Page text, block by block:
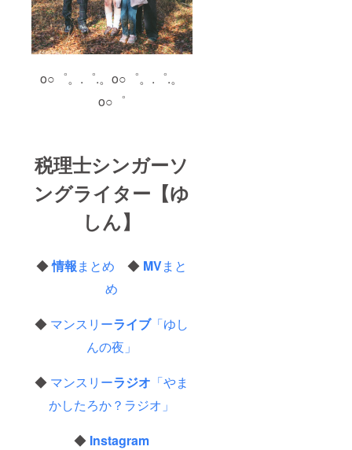
o○゜。.゜.。o○゜。.゜.。
o○゜
税理士シンガーソ
ングライター【ゆ
しん】
◆情報まとめ ◆ MVまと
め
◆ マンスリーライブ「ゆし
んの夜」
◆ マンスリーラジオ 「やま
かしたろか？ラジオ」
◆ Instagram